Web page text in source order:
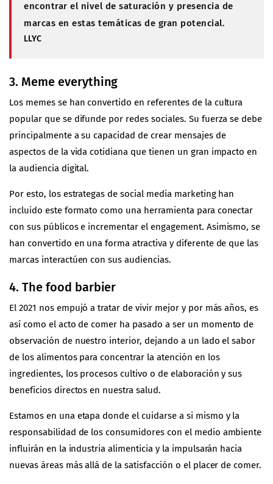
encontrar el nivel de saturación y presencia de
marcas en estas temáticas de gran potencial.
LLYC
3. Meme everything
Los memes se han convertido en referentes de la cultura
popular que se difunde por redes sociales. Su fuerza se debe
principalmente a su capacidad de crear mensajes de
aspectos de la vida cotidiana que tienen un gran impacto en
la audiencia digital.
Por esto, los estrategas de social media marketing han
incluido este formato como una herramienta para conectar
con sus públicos e incrementar el engagement. Asimismo, se
han convertido en una forma atractiva y diferente de que las
marcas interactúen con sus audiencias.
4. The food barbier
El 2021 nos empujó a tratar de vivir mejor y por más años, es
así como el acto de comer ha pasado a ser un momento de
observación de nuestro interior, dejando a un lado el sabor
de los alimentos para concentrar la atención en los
ingredientes, los procesos cultivo o de elaboración y sus
beneficios directos en nuestra salud.
Estamos en una etapa donde el cuidarse a si mismo y la
responsabilidad de los consumidores con el medio ambiente
influirán en la industria alimenticia y la impulsarán hacia
nuevas áreas más allá de la satisfacción o el placer de comer.